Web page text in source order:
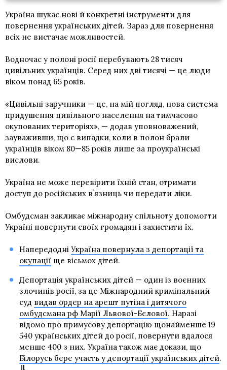
Україна шукає нові й конкретні інструменти для
повернення українських дітей. Зараз для повернення
всіх не вистачає можливостей.
Водночас у полоні росії перебувають 28 тисяч
цивільних українців. Серед них дві тисячі — це люди
віком понад 65 років.
«Цивільні заручники — це, на мій погляд, нова система
придушення цивільного населення на тимчасово
окупованих територіях», — додав уповноважений,
зауваживши, що є випадки, коли в полон брали
українців віком 80—85 років лише за проукраїнські
вислови.
Україна не може перевірити їхній стан, отримати
доступ до російських вʼязниць чи передати ліки.
Омбудсман закликає міжнародну спільноту допомогти
Україні повернути своїх громадян і захистити їх.
Напередодні Україна повернула з депортації та
окупації ще вісьмох дітей.
Депортація українських дітей — один із воєнних
злочинів росії, за це Міжнародний кримінальний
суд видав ордер на арешт путіна і дитячого
омбудсмана рф Марії Львової-Бєлової. Наразі
відомо про примусову депортацію щонайменше 19
540 українських дітей до росії, повернути вдалося
менше 400 з них. Україна також має докази, що
Білорусь бере участь у депортації українських дітей.